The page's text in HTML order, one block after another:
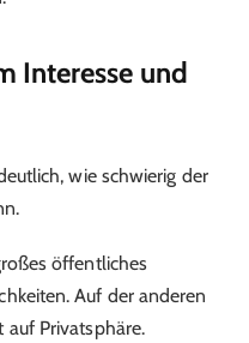
Interesse und
wie schwierig der
öffentliches
Auf der anderen
auf Privatsphäre.